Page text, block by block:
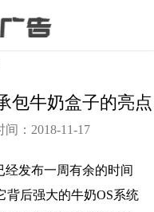
包牛奶盒子的亮点
间：2018-11-17
发布一周有余的时间
背后强大的牛奶OS系统